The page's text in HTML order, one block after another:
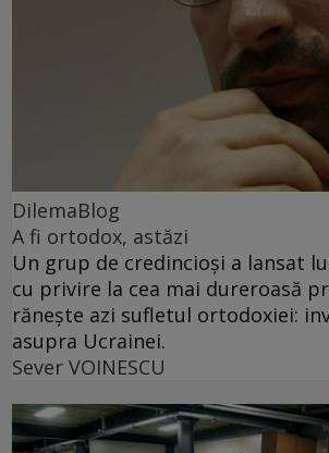
DilemaBlog
A fi ortodox, astăzi
Un grup de credincioși a lansat
cu privire la cea mai dureroasă
rănește azi sufletul ortodoxiei:
asupra Ucrainei.
Sever VOINESCU